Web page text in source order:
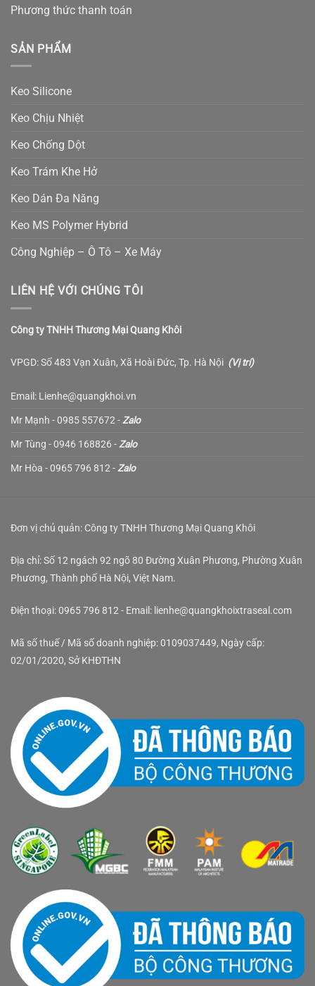
Phương thức thanh toán
SẢN PHẨM
Keo Silicone
Keo Chịu Nhiệt
Keo Chống Dột
Keo Trám Khe Hở
Keo Dán Đa Năng
Keo MS Polymer Hybrid
Công Nghiệp – Ô Tô – Xe Máy
LIÊN HỆ VỚI CHÚNG TÔI
Công ty TNHH Thương Mại Quang Khôi
VPGD: Số 483 Vạn Xuân, Xã Hoài Đức, Tp. Hà Nội (Vị trí)
Email: Lienhe@quangkhoi.vn
Mr Mạnh - 0985 557672 -Zalo
Mr Tùng - 0946 168826 -Zalo
Mr Hòa - 0965 796 812 -Zalo
Đơn vị chủ quản: Công ty TNHH Thương Mại Quang Khôi
Địa chỉ: Số 12 ngách 92 ngõ 80 Đường Xuân Phương, Phường Xuân
Phương, Thành phố Hà Nội, Việt Nam.
Điện thoại: 0965 796 812 - Email: lienhe@quangkhoixtraseal.com
Mã số thuế / Mã số doanh nghiệp: 0109037449, Ngày cấp:
02/01/2020, Sở KHĐTHN